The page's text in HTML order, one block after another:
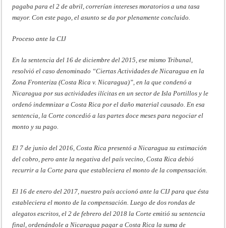
pagaba para el 2 de abril, correrían intereses moratorios a una tasa
mayor. Con este pago, el asunto se da por plenamente concluido.
Proceso ante la CIJ
En la sentencia del 16 de diciembre del 2015, ese mismo Tribunal,
resolvió el caso denominado “Ciertas Actividades de Nicaragua en la
Zona Fronteriza (Costa Rica v. Nicaragua)”, en la que condenó a
Nicaragua por sus actividades ilícitas en un sector de Isla Portillos y le
ordenó indemnizar a Costa Rica por el daño material causado. En esa
sentencia, la Corte concedió a las partes doce meses para negociar el
monto y su pago.
El 7 de junio del 2016, Costa Rica presentó a Nicaragua su estimación
del cobro, pero ante la negativa del país vecino, Costa Rica debió
recurrir a la Corte para que estableciera el monto de la compensación.
El 16 de enero del 2017, nuestro país accionó ante la CIJ para que ésta
estableciera el monto de la compensación. Luego de dos rondas de
alegatos escritos, el 2 de febrero del 2018 la Corte emitió su sentencia
final, ordenándole a Nicaragua pagar a Costa Rica la suma de